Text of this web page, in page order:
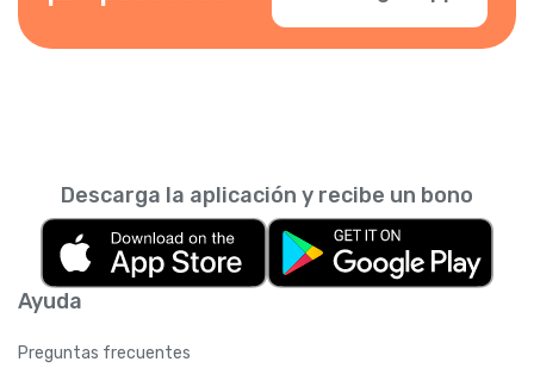
Ayuda
Preguntas frecuentes
Descarga la aplicación y recibe un bono